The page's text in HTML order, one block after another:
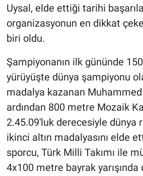
Uysal, elde ettiği tarihi
organizasyonun en dikkat
biri oldu.
Şampiyonanın ilk gününde
yürüyüşte dünya şampiyonu
madalya kazanan Muhammed
ardından 800 metre Mozaik
2.45.09'luk derecesiyle dünya
ikinci altın madalyasını elde
sporcu, Türk Milli Takımı ile
4x100 metre bayrak yarışında